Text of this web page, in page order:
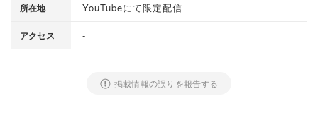
所在地 YouTubeにて限定配信
アクセス -
掲載情報の誤りを報告する